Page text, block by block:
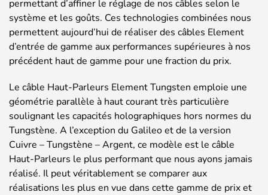
permettant d’affiner le réglage de nos câbles selon le
système et les goûts. Ces technologies combinées nous
permettent aujourd’hui de réaliser des câbles Element
d’entrée de gamme aux performances supérieures à nos
précédent haut de gamme pour une fraction du prix.
Le câble Haut-Parleurs Element Tungsten emploie une
géométrie parallèle à haut courant très particulière
soulignant les capacités holographiques hors normes du
Tungstène. A l’exception du Galileo et de la version
Cuivre – Tungstène – Argent, ce modèle est le câble
Haut-Parleurs le plus performant que nous ayons jamais
réalisé. Il peut véritablement se comparer aux
réalisations les plus en vue dans cette gamme de prix et